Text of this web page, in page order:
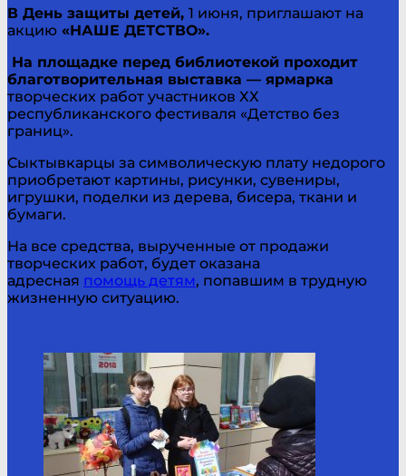
В День защиты детей, 1 июня, приглашают на
акцию «НАШЕ ДЕТСТВО».
На площадке перед библиотекой проходит
благотворительная выставка — ярмарка
творческих работ участников ХХ
республиканского фестиваля «Детство без
границ».
Сыктывкарцы за символическую плату недорого
приобретают картины, рисунки, сувениры,
игрушки, поделки из дерева, бисера, ткани и
бумаги.
На все средства, вырученные от продажи
творческих работ, будет оказана
адресная помощь детям, попавшим в трудную
жизненную ситуацию.